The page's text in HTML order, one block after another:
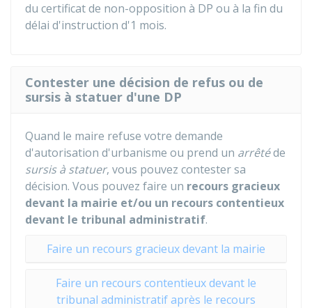
du certificat de non-opposition à DP ou à la fin du
délai d'instruction d'1 mois.
Contester une décision de refus ou de
sursis à statuer d'une DP
Quand le maire refuse votre demande
d'autorisation d'urbanisme ou prend un arrêtéde
sursis à statuer, vous pouvez contester sa
décision. Vous pouvez faire un recours gracieux
devant la mairie et/ou un recours contentieux
devant le tribunal administratif.
Faire un recours gracieux devant la mairie
Faire un recours contentieux devant le
tribunal administratif après le recours